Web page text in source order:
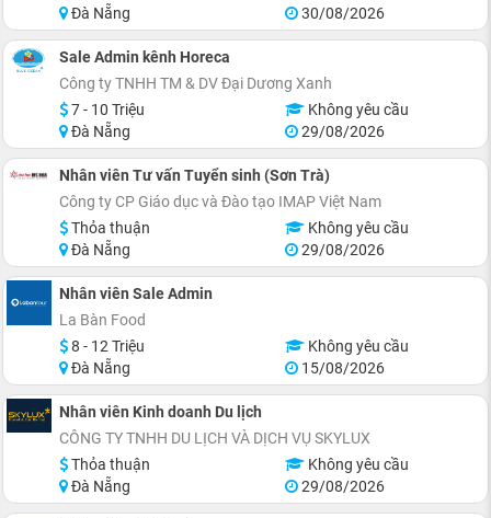
Đà Nẵng
30/08/2026
Sale Admin kênh Horeca
Công ty TNHH TM & DV Đại Dương Xanh
7 - 10 Triệu
Không yêu cầu
Đà Nẵng
29/08/2026
Nhân viên Tư vấn Tuyển sinh (Sơn Trà)
Công ty CP Giáo dục và Đào tạo IMAP Việt Nam
Thỏa thuận
Không yêu cầu
Đà Nẵng
29/08/2026
Nhân viên Sale Admin
La Bàn Food
8 - 12 Triệu
Không yêu cầu
Đà Nẵng
15/08/2026
Nhân viên Kinh doanh Du lịch
CÔNG TY TNHH DU LỊCH VÀ DỊCH VỤ SKYLUX
Thỏa thuận
Không yêu cầu
Đà Nẵng
29/08/2026